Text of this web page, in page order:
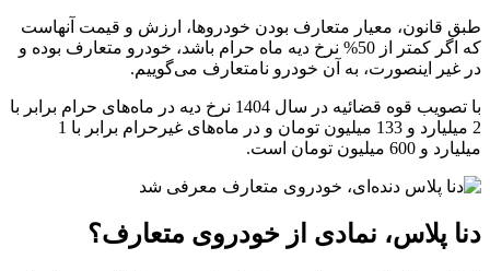
طبق قانون، معیار متعارف بودن خودروها، ارزش و قیمت آنهاست
که اگر کمتر از 50% نرخ دیه ماه حرام باشد، خودرو متعارف بوده و
در غیر اینصورت، به آن خودرو نامتعارف می‌گوییم.
با تصویب قوه قضائیه در سال 1404 نرخ دیه در ماه‌های حرام برابر با
2 میلیارد و 133 میلیون تومان و در ماه‌های غیرحرام برابر با 1
میلیارد و 600 میلیون تومان است.
دنا پلاس، نمادی از خودروی متعارف؟